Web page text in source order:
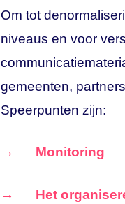
Om tot
niveaus en voor
gemeenten,
Speerpunten zijn:
Monitoring
Het